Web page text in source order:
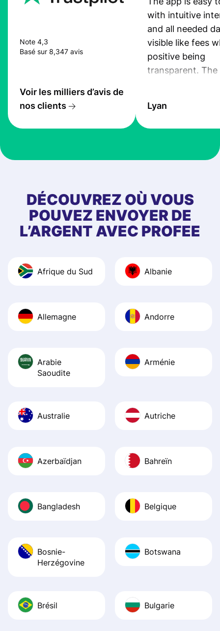
Note 4,3
Basé sur 8,347 avis
Voir les milliers d’avis de
nos clients
with intuitive
and all needed
visible like fees
positive being
transparent. The
the exchange
at Profee is very
first started
app, and they
quick to provide
and helpful
Recommend it!
Lyan
DÉCOUVREZ OÙ VOUS
POUVEZ ENVOYER DE
L’ARGENT AVEC PROFEE
Afrique du Sud Albanie
Allemagne Andorre
Arabie
Saoudite
Arménie
Australie Autriche
Azerbaïdjan Bahreïn
Bangladesh Belgique
Bosnie-
Herzégovine
Botswana
Brésil Bulgarie